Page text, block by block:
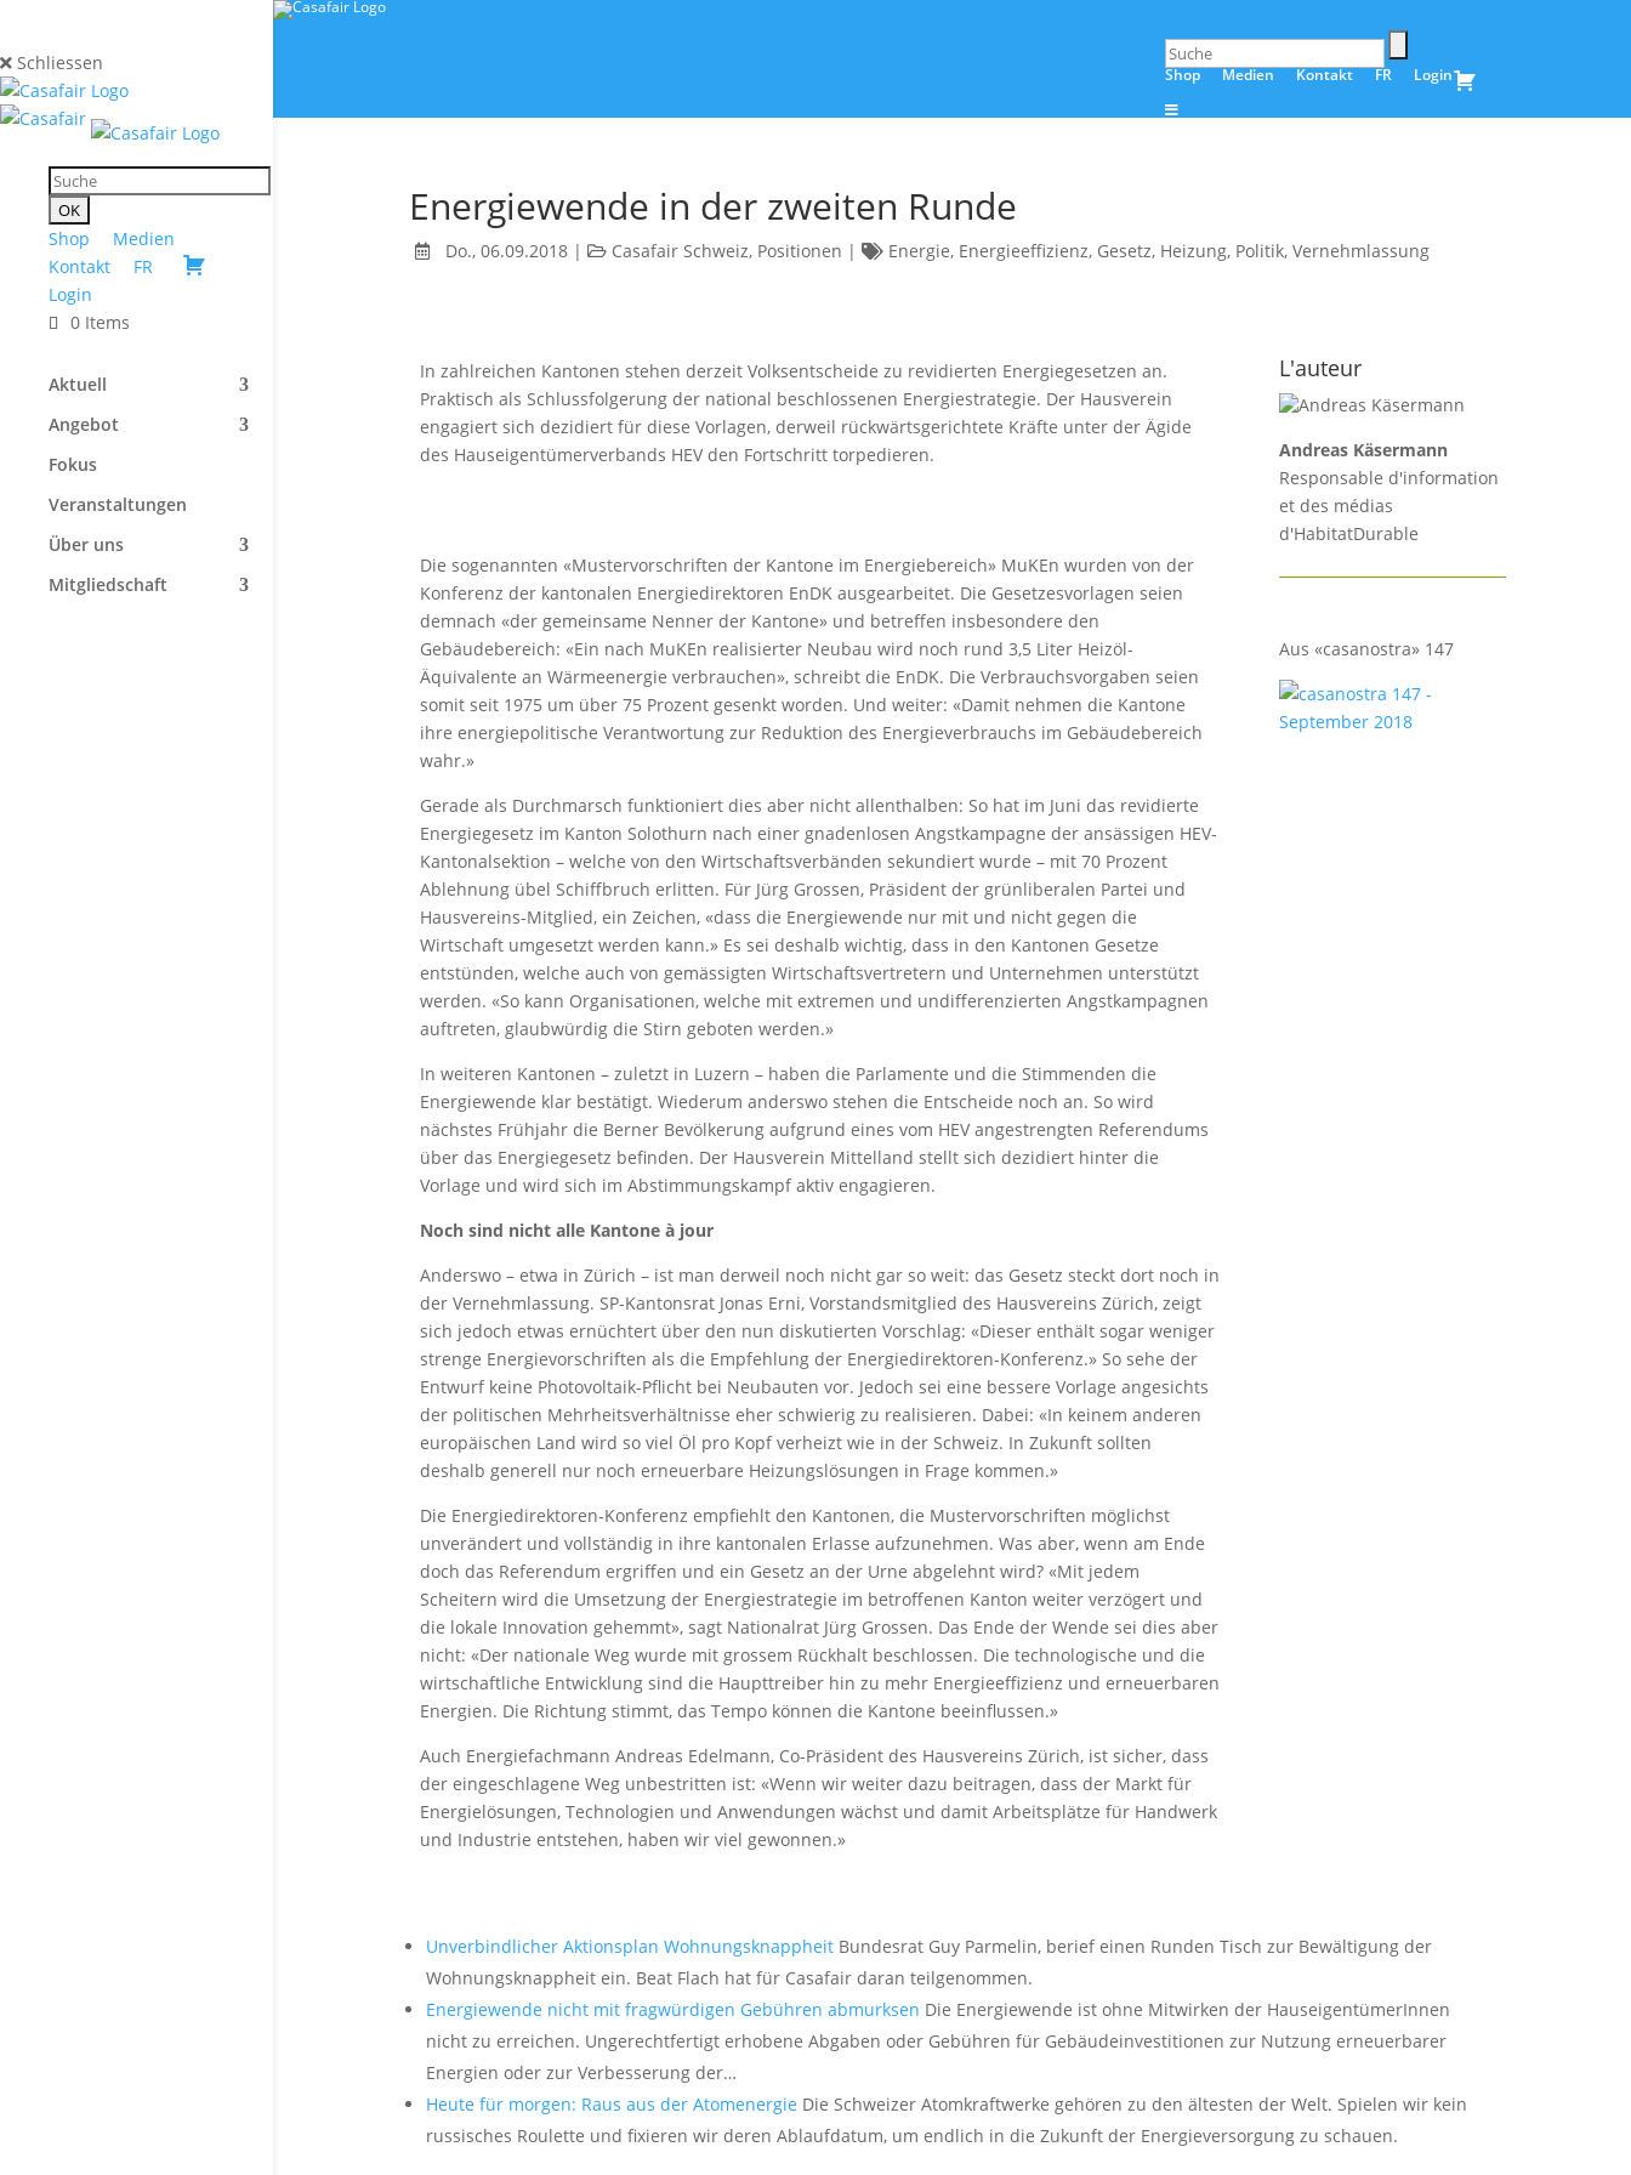
Schliessen
Shop
Medien
Kontakt
FR
Login
0 Items
Aktuell
Angebot
Fokus
Veranstaltungen
Über uns
Mitgliedschaft
Shop Medien Kontakt FR Login
Energiewende in der zweiten Runde
Do., 06.09.2018| Casafair Schweiz, Positionen | Energie, Energieeffizienz, Gesetz, Heizung, Politik, Vernehmlassung
In zahlreichen Kantonen stehen derzeit Volksentscheide zu revidierten Energiegesetzen an.
Praktisch als Schlussfolgerung der national beschlossenen Energiestrategie. Der Hausverein
engagiert sich dezidiert für diese Vorlagen, derweil rückwärtsgerichtete Kräfte unter der Ägide
des Hauseigentümerverbands HEV den Fortschritt torpedieren.
Die sogenannten «Mustervorschriften der Kantone im Energiebereich» MuKEn wurden von der
Konferenz der kantonalen Energiedirektoren EnDK ausgearbeitet. Die Gesetzesvorlagen seien
demnach «der gemeinsame Nenner der Kantone» und betreffen insbesondere den
Gebäudebereich: «Ein nach MuKEn realisierter Neubau wird noch rund 3,5 Liter Heizöl-
Äquivalente an Wärmeenergie verbrauchen», schreibt die EnDK. Die Verbrauchsvorgaben seien
somit seit 1975 um über 75 Prozent gesenkt worden. Und weiter: «Damit nehmen die Kantone
ihre energiepolitische Verantwortung zur Reduktion des Energieverbrauchs im Gebäudebereich
wahr.»
Gerade als Durchmarsch funktioniert dies aber nicht allenthalben: So hat im Juni das revidierte
Energiegesetz im Kanton Solothurn nach einer gnadenlosen Angstkampagne der ansässigen HEV-
Kantonalsektion – welche von den Wirtschaftsverbänden sekundiert wurde – mit 70 Prozent
Ablehnung übel Schiffbruch erlitten. Für Jürg Grossen, Präsident der grünliberalen Partei und
Hausvereins-Mitglied, ein Zeichen, «dass die Energiewende nur mit und nicht gegen die
Wirtschaft umgesetzt werden kann.» Es sei deshalb wichtig, dass in den Kantonen Gesetze
entstünden, welche auch von gemässigten Wirtschaftsvertretern und Unternehmen unterstützt
werden. «So kann Organisationen, welche mit extremen und undifferenzierten Angstkampagnen
auftreten, glaubwürdig die Stirn geboten werden.»
In weiteren Kantonen – zuletzt in Luzern – haben die Parlamente und die Stimmenden die
Energiewende klar bestätigt. Wiederum anderswo stehen die Entscheide noch an. So wird
nächstes Frühjahr die Berner Bevölkerung aufgrund eines vom HEV angestrengten Referendums
über das Energiegesetz befinden. Der Hausverein Mittelland stellt sich dezidiert hinter die
Vorlage und wird sich im Abstimmungskampf aktiv engagieren.
Noch sind nicht alle Kantone à jour
Anderswo – etwa in Zürich – ist man derweil noch nicht gar so weit: das Gesetz steckt dort noch in
der Vernehmlassung. SP-Kantonsrat Jonas Erni, Vorstandsmitglied des Hausvereins Zürich, zeigt
sich jedoch etwas ernüchtert über den nun diskutierten Vorschlag: «Dieser enthält sogar weniger
strenge Energievorschriften als die Empfehlung der Energiedirektoren-Konferenz.» So sehe der
Entwurf keine Photovoltaik-Pflicht bei Neubauten vor. Jedoch sei eine bessere Vorlage angesichts
der politischen Mehrheitsverhältnisse eher schwierig zu realisieren. Dabei: «In keinem anderen
europäischen Land wird so viel Öl pro Kopf verheizt wie in der Schweiz. In Zukunft sollten
deshalb generell nur noch erneuerbare Heizungslösungen in Frage kommen.»
Die Energiedirektoren-Konferenz empfiehlt den Kantonen, die Mustervorschriften möglichst
unverändert und vollständig in ihre kantonalen Erlasse aufzunehmen. Was aber, wenn am Ende
doch das Referendum ergriffen und ein Gesetz an der Urne abgelehnt wird? «Mit jedem
Scheitern wird die Umsetzung der Energiestrategie im betroffenen Kanton weiter verzögert und
die lokale Innovation gehemmt», sagt Nationalrat Jürg Grossen. Das Ende der Wende sei dies aber
nicht: «Der nationale Weg wurde mit grossem Rückhalt beschlossen. Die technologische und die
wirtschaftliche Entwicklung sind die Haupttreiber hin zu mehr Energieeffizienz und erneuerbaren
Energien. Die Richtung stimmt, das Tempo können die Kantone beeinflussen.»
Auch Energiefachmann Andreas Edelmann, Co-Präsident des Hausvereins Zürich, ist sicher, dass
der eingeschlagene Weg unbestritten ist: «Wenn wir weiter dazu beitragen, dass der Markt für
Energielösungen, Technologien und Anwendungen wächst und damit Arbeitsplätze für Handwerk
und Industrie entstehen, haben wir viel gewonnen.»
L'auteur
Andreas Käsermann
Responsable d'information
et des médias
d'HabitatDurable
Aus «casanostra» 147
Unverbindlicher Aktionsplan WohnungsknappheitBundesrat Guy Parmelin, berief einen Runden Tisch zur Bewältigung der
Wohnungsknappheit ein. Beat Flach hat für Casafair daran teilgenommen.
Energiewende nicht mit fragwürdigen Gebühren abmurksen Die Energiewende ist ohne Mitwirken der HauseigentümerInnen
nicht zu erreichen. Ungerechtfertigt erhobene Abgaben oder Gebühren für Gebäudeinvestitionen zur Nutzung erneuerbarer
Energien oder zur Verbesserung der…
Heute für morgen: Raus aus der Atomenergie Die Schweizer Atomkraftwerke gehören zu den ältesten der Welt. Spielen wir kein
russisches Roulette und fixieren wir deren Ablaufdatum, um endlich in die Zukunft der Energieversorgung zu schauen.